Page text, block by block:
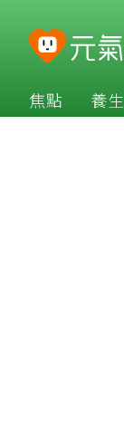
焦點 養生